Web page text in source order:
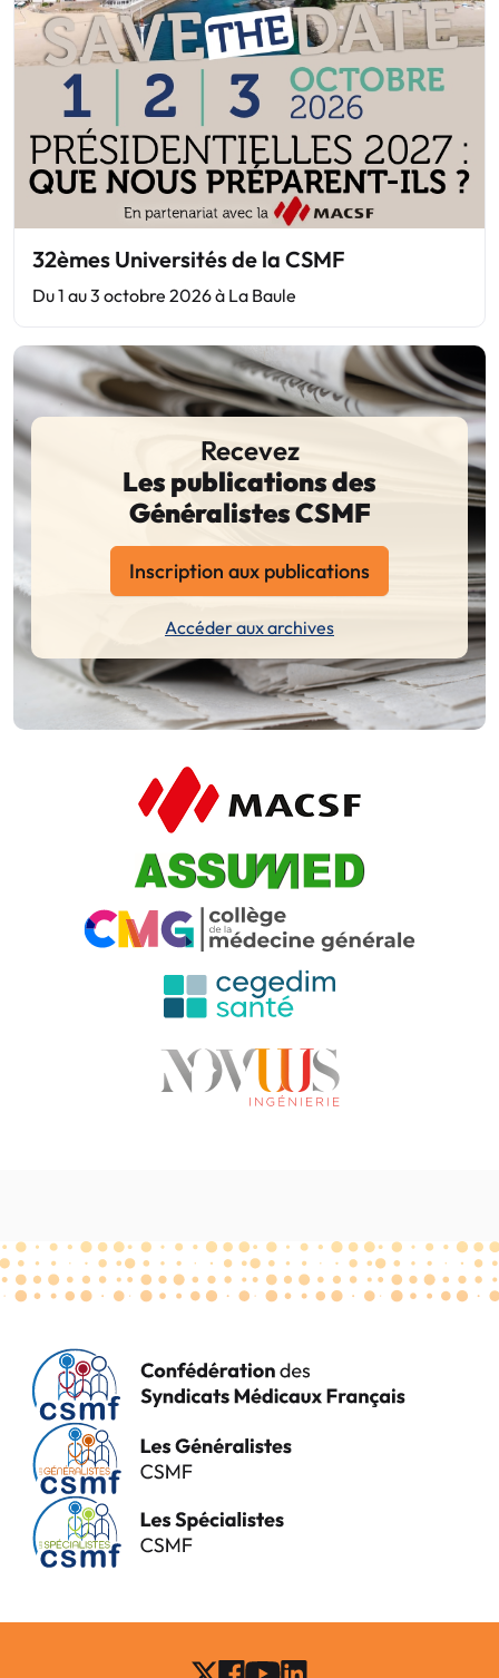
32èmes Universités de la CSMF
Du 1 au 3 octobre 2026 à La Baule
Recevez
Les publications des
Généralistes CSMF
Inscription aux publications
Accéder aux archives